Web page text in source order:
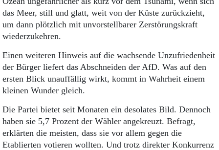
das Meer, still und glatt, weit von der Küste zurückzieht,
um dann plötzlich mit unvorstellbarer Zerstörungskraft
wiederzukehren.
Einen weiteren Hinweis auf die wachsende Unzufriedenheit
der Bürger liefert das Abschneiden der AfD. Was auf den
ersten Blick unauffällig wirkt, kommt in Wahrheit einem
kleinen Wunder gleich.
Die Partei bietet seit Monaten ein desolates Bild. Dennoch
haben sie 5,7 Prozent der Wähler angekreuzt. Befragt,
erklärten die meisten, dass sie vor allem gegen die
Etablierten votieren wollten. Und trotz direkter Konkurrenz